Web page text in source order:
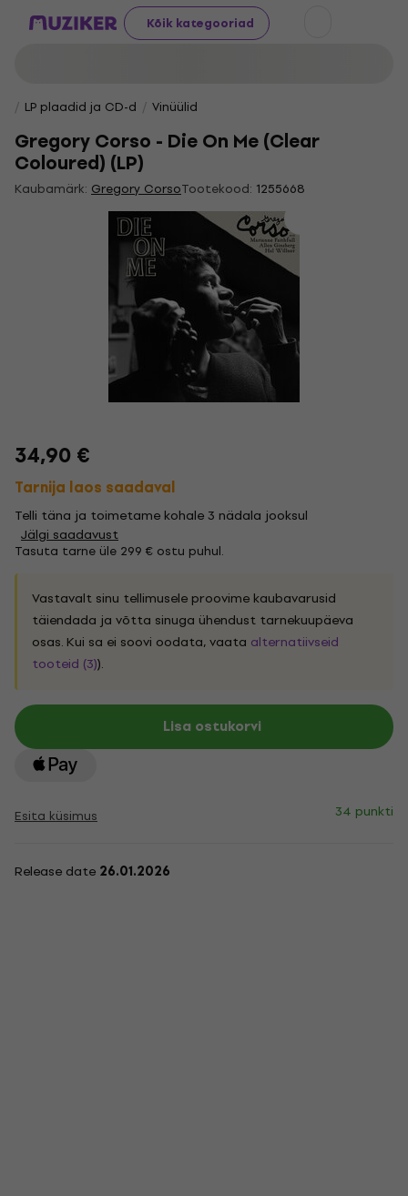
Kõik kategooriad
LP plaadid ja CD-d Vinüülid
Gregory Corso - Die On Me (Clear
Coloured) (LP)
Kaubamärk: Gregory CorsoTootekood: 1255668
34,90 €
Tarnija laos saadaval
Telli täna ja toimetame kohale 3 nädala jooksul
Jälgi saadavust
Tasuta tarne üle 299 € ostu puhul.
Vastavalt sinu tellimusele proovime kaubavarusid
täiendada ja võtta sinuga ühendust tarnekuupäeva
osas. Kui sa ei soovi oodata, vaata alternatiivseid
tooteid (3)).
Lisa ostukorvi
Esita küsimus 34 punkti
Release date 26.01.2026